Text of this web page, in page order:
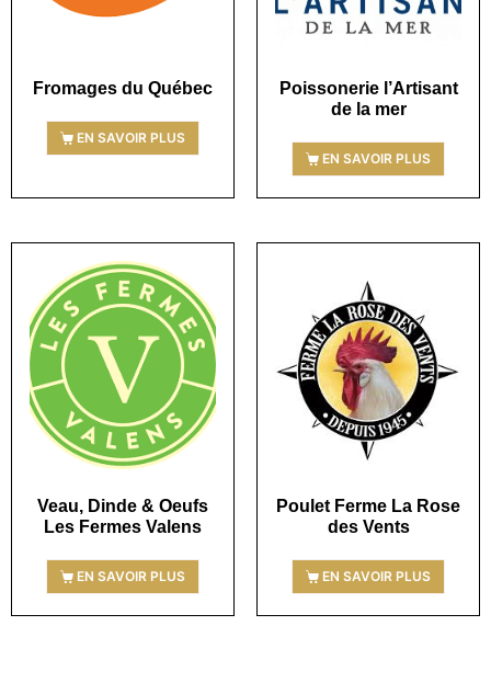
Fromages du Québec
EN SAVOIR PLUS
Poissonerie l’Artisant
de la mer
EN SAVOIR PLUS
Veau, Dinde & Oeufs
Les Fermes Valens
EN SAVOIR PLUS
Poulet Ferme La Rose
des Vents
EN SAVOIR PLUS